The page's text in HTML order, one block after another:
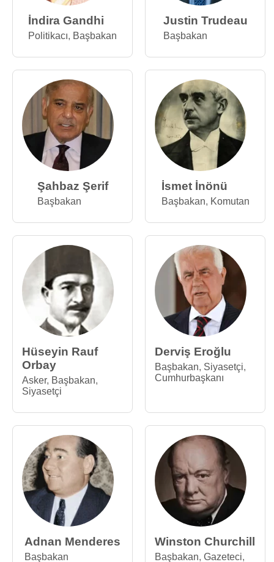
İndira Gandhi
Politikacı, Başbakan
Justin Trudeau
Başbakan
Şahbaz Şerif
Başbakan
İsmet İnönü
Başbakan, Komutan
Hüseyin Rauf
Orbay
Asker, Başbakan,
Siyasetçi
Derviş Eroğlu
Başbakan, Siyasetçi,
Cumhurbaşkanı
Adnan Menderes
Başbakan
Winston Churchill
Başbakan, Gazeteci,